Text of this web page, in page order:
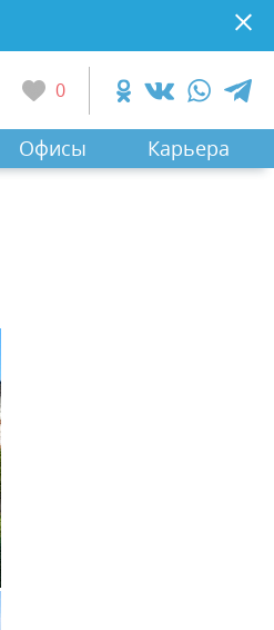
0
Офисы Карьера